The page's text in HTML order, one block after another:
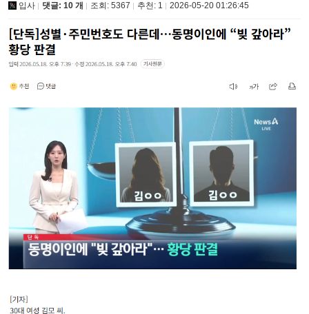
입사 댓글: 10 개 조회: 5367 추천: 1 2026-05-20 01:26:45